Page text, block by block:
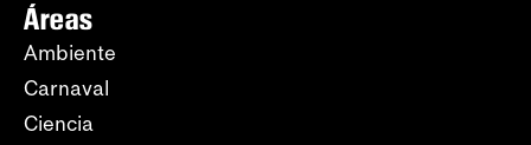
Áreas
Ambiente
Carnaval
Ciencia